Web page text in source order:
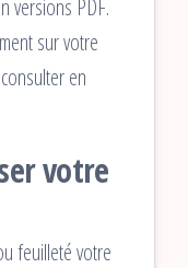
versions PDF.
sur votre
en
votre
feuilleté votre